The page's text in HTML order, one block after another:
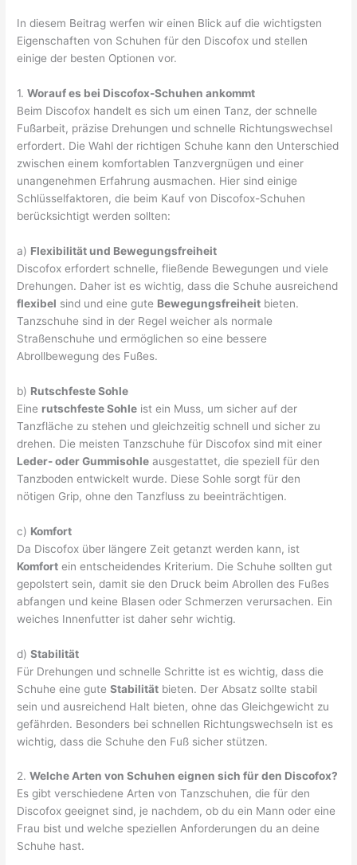
In diesem Beitrag werfen wir einen Blick auf die wichtigsten
Eigenschaften von Schuhen für den Discofox und stellen
einige der besten Optionen vor.
1.Worauf es bei Discofox-Schuhen ankommt
Beim Discofox handelt es sich um einen Tanz, der schnelle
Fußarbeit, präzise Drehungen und schnelle Richtungswechsel
erfordert. Die Wahl der richtigen Schuhe kann den Unterschied
zwischen einem komfortablen Tanzvergnügen und einer
unangenehmen Erfahrung ausmachen. Hier sind einige
Schlüsselfaktoren, die beim Kauf von Discofox-Schuhen
berücksichtigt werden sollten:
a) Flexibilität und Bewegungsfreiheit
Discofox erfordert schnelle, fließende Bewegungen und viele
Drehungen. Daher ist es wichtig, dass die Schuhe ausreichend
flexibel sind und eine gute Bewegungsfreiheit bieten.
Tanzschuhe sind in der Regel weicher als normale
Straßenschuhe und ermöglichen so eine bessere
Abrollbewegung des Fußes.
b) Rutschfeste Sohle
Eine rutschfeste Sohle ist ein Muss, um sicher auf der
Tanzfläche zu stehen und gleichzeitig schnell und sicher zu
drehen. Die meisten Tanzschuhe für Discofox sind mit einer
Leder- oder Gummisohle ausgestattet, die speziell für den
Tanzboden entwickelt wurde. Diese Sohle sorgt für den
nötigen Grip, ohne den Tanzfluss zu beeinträchtigen.
c) Komfort
Da Discofox über längere Zeit getanzt werden kann, ist
Komfort ein entscheidendes Kriterium. Die Schuhe sollten gut
gepolstert sein, damit sie den Druck beim Abrollen des Fußes
abfangen und keine Blasen oder Schmerzen verursachen. Ein
weiches Innenfutter ist daher sehr wichtig.
d)Stabilität
Für Drehungen und schnelle Schritte ist es wichtig, dass die
Schuhe eine guteStabilität bieten. Der Absatz sollte stabil
sein und ausreichend Halt bieten, ohne das Gleichgewicht zu
gefährden. Besonders bei schnellen Richtungswechseln ist es
wichtig, dass die Schuhe den Fuß sicher stützen.
2.Welche Arten von Schuhen eignen sich für den Discofox?
Es gibt verschiedene Arten von Tanzschuhen, die für den
Discofox geeignet sind, je nachdem, ob du ein Mann oder eine
Frau bist und welche speziellen Anforderungen du an deine
Schuhe hast.